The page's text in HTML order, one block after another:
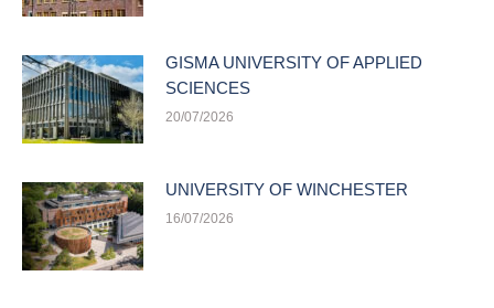
GISMA UNIVERSITY OF APPLIED
SCIENCES
20/07/2026
UNIVERSITY OF WINCHESTER
16/07/2026